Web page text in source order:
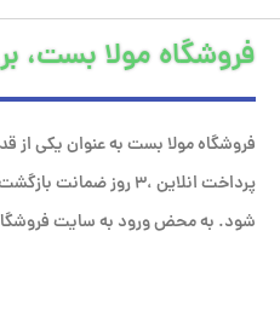
فروشگاه مولا بست،
فروشگاه مولا بست به عنوان یکی از
پرداخت انلاین ،۳
شود. به محض ورود به سایت فروشگاه